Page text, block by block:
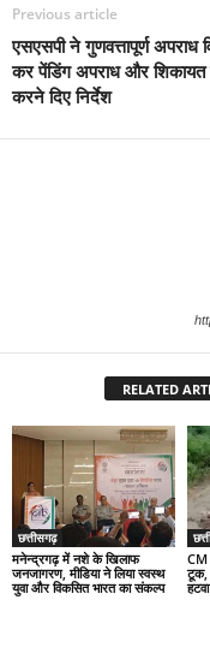
Previous article
एसएसपी ने गुणवत्तापूर्ण अपराध
कर पेंडिंग अपराध और
करने दिए निर्देश
RELATED
छत्तीसगढ़
मनेन्द्रगढ़ में नशे के खिलाफ
जनजागरण, मीडिया ने लिया स्वस्थ
युवा और विकसित भारत का संकल्प
CM
टूक,